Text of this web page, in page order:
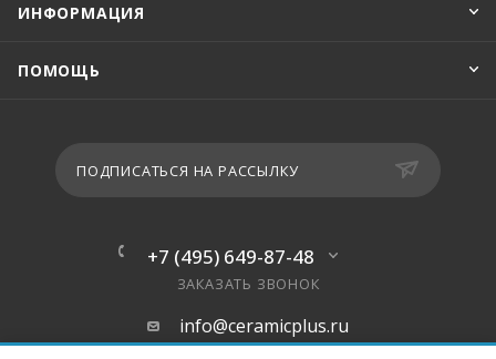
ИНФОРМАЦИЯ
ПОМОЩЬ
ПОДПИСАТЬСЯ НА РАССЫЛКУ
+7 (495) 649-87-48
ЗАКАЗАТЬ ЗВОНОК
info@ceramicplus.ru